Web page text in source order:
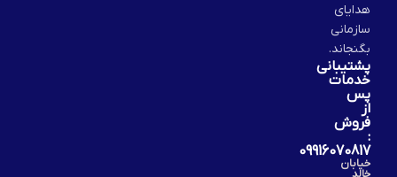
هدایای
سازمانی
بگنجاند.
پشتیبانی
خدمات
پس
از
فروش
:
09916070817
خیابان
خالد